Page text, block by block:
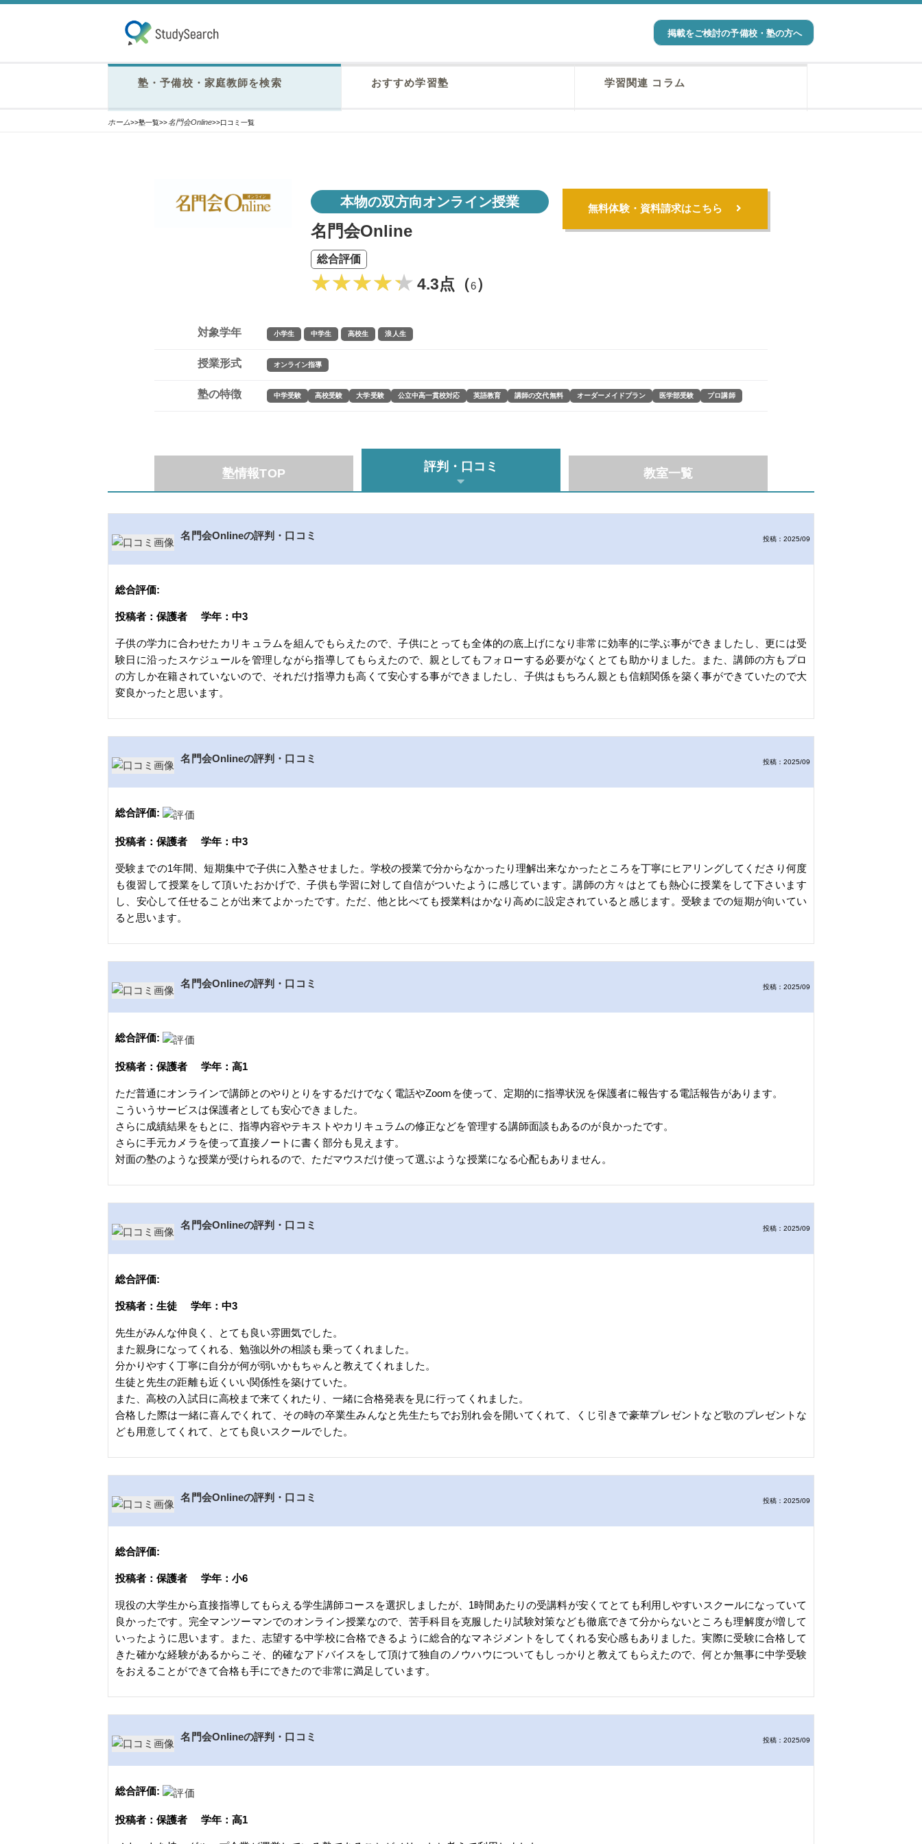
掲載をご検討の予備校・塾の方へ
塾・予備校・家庭教師を検索 おすすめ学習塾 学習関連 コラム
ホーム>>塾一覧>>名門会Online>>口コミ一覧
本物の双方向オンライン授業
名門会Online
総合評価
4.3点（6）
無料体験・資料請求はこちら
対象学年 小学生 中学生 高校生 浪人生
授業形式 オンライン指導
塾の特徴 中学受験 高校受験 大学受験 公立中高一貫校対応 英語教育 講師の交代無料 オーダーメイドプラン 医学部受験 プロ講師
塾情報TOP 評判・口コミ 教室一覧
名門会Onlineの評判・口コミ 投稿：2025/09
総合評価:
投稿者：保護者 学年：中3
子供の学力に合わせたカリキュラムを組んでもらえたので、子供にとっても全体的の底上げになり非常に効率的に学ぶ事ができましたし、更には受
験日に沿ったスケジュールを管理しながら指導してもらえたので、親としてもフォローする必要がなくとても助かりました。また、講師の方もプロ
の方しか在籍されていないので、それだけ指導力も高くて安心する事ができましたし、子供はもちろん親とも信頼関係を築く事ができていたので大
変良かったと思います。
名門会Onlineの評判・口コミ 投稿：2025/09
総合評価:
投稿者：保護者 学年：中3
受験までの1年間、短期集中で子供に入塾させました。学校の授業で分からなかったり理解出来なかったところを丁寧にヒアリングしてくださり何度
も復習して授業をして頂いたおかげで、子供も学習に対して自信がついたように感じています。講師の方々はとても熱心に授業をして下さいます
し、安心して任せることが出来てよかったです。ただ、他と比べても授業料はかなり高めに設定されていると感じます。受験までの短期が向いてい
ると思います。
名門会Onlineの評判・口コミ 投稿：2025/09
総合評価:
投稿者：保護者 学年：高1
ただ普通にオンラインで講師とのやりとりをするだけでなく電話やZoomを使って、定期的に指導状況を保護者に報告する電話報告があります。
こういうサービスは保護者としても安心できました。
さらに成績結果をもとに、指導内容やテキストやカリキュラムの修正などを管理する講師面談もあるのが良かったです。
さらに手元カメラを使って直接ノートに書く部分も見えます。
対面の塾のような授業が受けられるので、ただマウスだけ使って選ぶような授業になる心配もありません。
名門会Onlineの評判・口コミ 投稿：2025/09
総合評価:
投稿者：生徒 学年：中3
先生がみんな仲良く、とても良い雰囲気でした。
また親身になってくれる、勉強以外の相談も乗ってくれました。
分かりやすく丁寧に自分が何が弱いかもちゃんと教えてくれました。
生徒と先生の距離も近くいい関係性を築けていた。
また、高校の入試日に高校まで来てくれたり、一緒に合格発表を見に行ってくれました。
合格した際は一緒に喜んでくれて、その時の卒業生みんなと先生たちでお別れ会を開いてくれて、くじ引きで豪華プレゼントなど歌のプレゼントな
ども用意してくれて、とても良いスクールでした。
名門会Onlineの評判・口コミ 投稿：2025/09
総合評価:
投稿者：保護者 学年：小6
現役の大学生から直接指導してもらえる学生講師コースを選択しましたが、1時間あたりの受講料が安くてとても利用しやすいスクールになっていて
良かったです。完全マンツーマンでのオンライン授業なので、苦手科目を克服したり試験対策なども徹底できて分からないところも理解度が増して
いったように思います。また、志望する中学校に合格できるように総合的なマネジメントをしてくれる安心感もありました。実際に受験に合格して
きた確かな経験があるからこそ、的確なアドバイスをして頂けて独自のノウハウについてもしっかりと教えてもらえたので、何とか無事に中学受験
をおえることができて合格も手にできたので非常に満足しています。
名門会Onlineの評判・口コミ 投稿：2025/09
総合評価:
投稿者：保護者 学年：高1